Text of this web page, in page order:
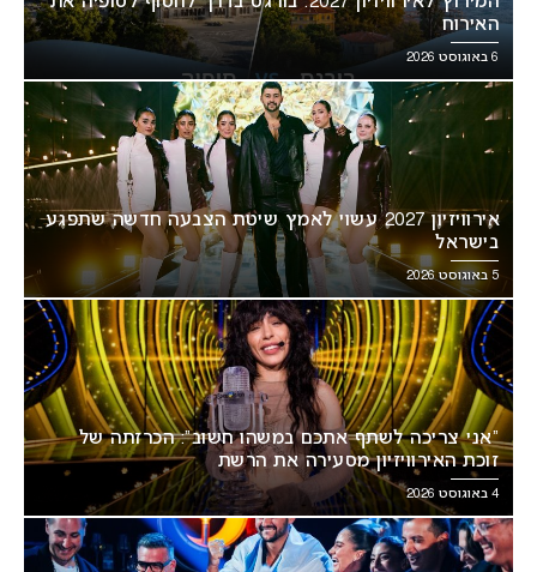
האירוח
6 באוגוסט 2026
אירוויזיון 2027 עשוי לאמץ שיטת הצבעה חדשה שתפגע
בישראל
5 באוגוסט 2026
“אני צריכה לשתף אתכם במשהו חשוב”: הכרזתה של
זוכת האירוויזיון מסעירה את הרשת
4 באוגוסט 2026